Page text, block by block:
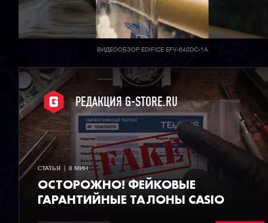
ВИДЕООБЗОР EDIFICE EFV-640DC-1A
РЕДАКЦИЯ G-STORE.RU
СТАТЬЯ  |  8 МИН
ОСТОРОЖНО! ФЕЙКОВЫЕ
ГАРАНТИЙНЫЕ ТАЛОНЫ CASIO